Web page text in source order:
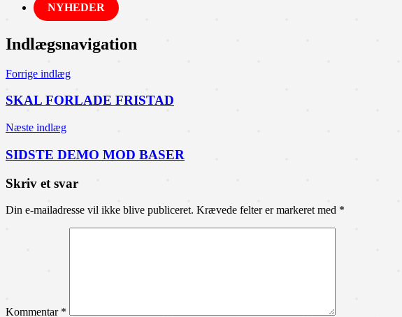
NYHEDER
Indlægsnavigation
Forrige indlæg
SKAL FORLADE FRISTAD
Næste indlæg
SIDSTE DEMO MOD BASER
Skriv et svar
Din e-mailadresse vil ikke blive publiceret. Krævede felter er markeret med *
Kommentar *